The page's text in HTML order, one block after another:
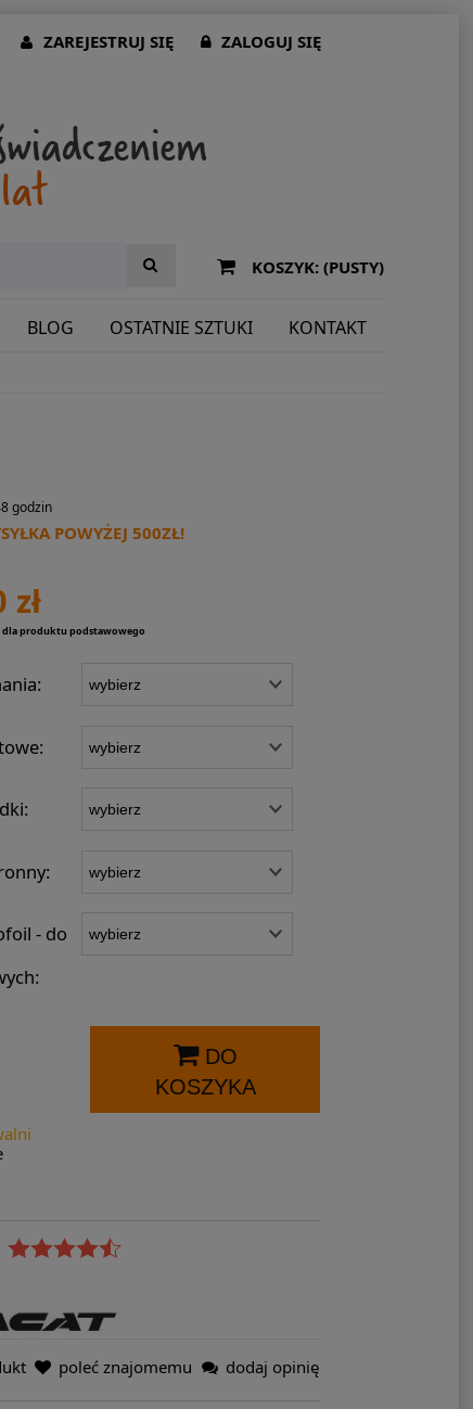
ZAREJESTRUJ SIĘ ZALOGUJ SIĘ
KOSZYK: (PUSTY)
BLOG OSTATNIE SZTUKI KONTAKT
godzin
POWYŻEJ 500ZŁ!
zł
dla produktu podstawowego
- do
DO
KOSZYKA
poleć znajomemu dodaj opinię